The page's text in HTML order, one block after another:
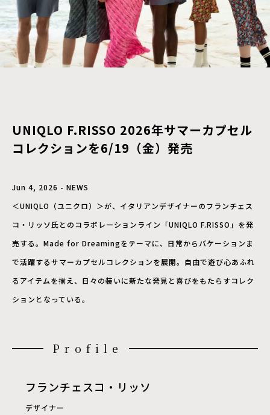
UNIQLO F.RISSO 2026年サマーカプセル
コレクションを6/19（金）発売
Jun 4, 2026 - NEWS
＜UNIQLO（ユニクロ）＞が、イタリアンデザイナーのフランチェス
コ・リッソ氏とのコラボレーションライン「UNIQLO F.RISSO」を発
売する。Made for Dreamingをテーマに、日常からバケーションま
で活躍するサマーカプセルコレクションを展開。自由で遊び心あふれ
るアイテムを揃え、日々の装いに新たな発見と喜びをもたらすコレク
ションとなっている。
Profile
フランチェスコ・リッソ
デザイナー